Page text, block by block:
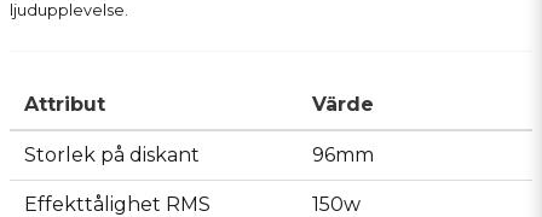
ljudupplevelse.
Attribut Värde
Storlek på diskant 96mm
Effekttålighet RMS 150w